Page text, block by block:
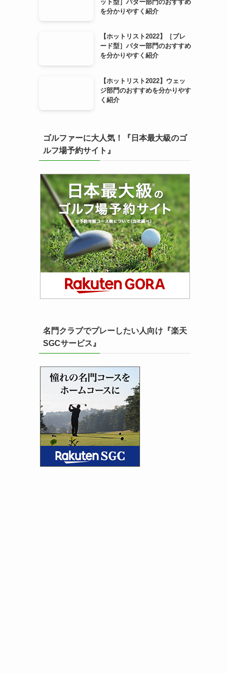
ット型］パター部門のおすすめ
を分かりやすく紹介
【ホットリスト2022】［ブレ
ード型］パター部門のおすすめ
を分かりやすく紹介
【ホットリスト2022】ウェッ
ジ部門のおすすめを分かりやす
く紹介
ゴルファーに大人気！『日本最大級のゴ
ルフ場予約サイト』
名門クラブでプレーしたい人向け『楽天
SGCサービス』